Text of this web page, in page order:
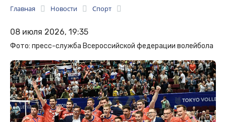
Главная Новости Спорт
08 июля 2026, 19:35
Фото: пресс-служба Всероссийской федерации волейбола